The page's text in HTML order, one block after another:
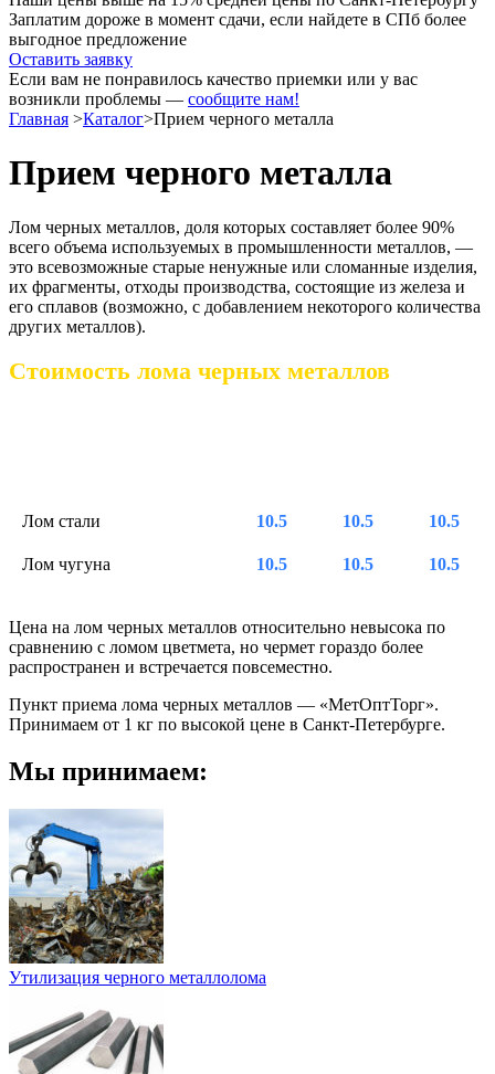
Заплатим дороже в момент сдачи, если найдете в СПб более
выгодное предложение
Оставить заявку
Если вам не понравилось качество приемки или у вас
возникли проблемы — сообщите нам!
Главная >Каталог>Прием черного металла
Прием черного металла
Лом черных металлов, доля которых составляет более 90%
всего объема используемых в промышленности металлов, —
это всевозможные старые ненужные или сломанные изделия,
их фрагменты, отходы производства, состоящие из железа и
его сплавов (возможно, с добавлением некоторого количества
других металлов).
Стоимость лома черных металлов
Лом стали 10.5 10.5 10.5
Лом чугуна 10.5 10.5 10.5
Цена на лом черных металлов относительно невысока по
сравнению с ломом цветмета, но чермет гораздо более
распространен и встречается повсеместно.
Пункт приема лома черных металлов — «МетОптТорг».
Принимаем от 1 кг по высокой цене в Санкт-Петербурге.
Мы принимаем:
Утилизация черного металлолома